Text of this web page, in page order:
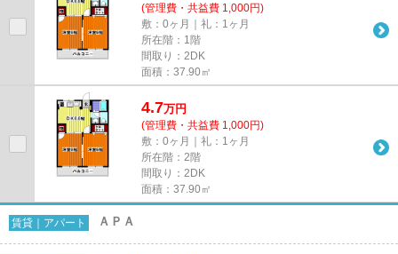
(管理費・共益費 1,000円)
敷：0ヶ月｜礼：1ヶ月
所在階：1階
間取り：2DK
面積：37.90㎡
4.7万円
(管理費・共益費 1,000円)
敷：0ヶ月｜礼：1ヶ月
所在階：2階
間取り：2DK
面積：37.90㎡
賃貸｜アパート ＡＰＡ